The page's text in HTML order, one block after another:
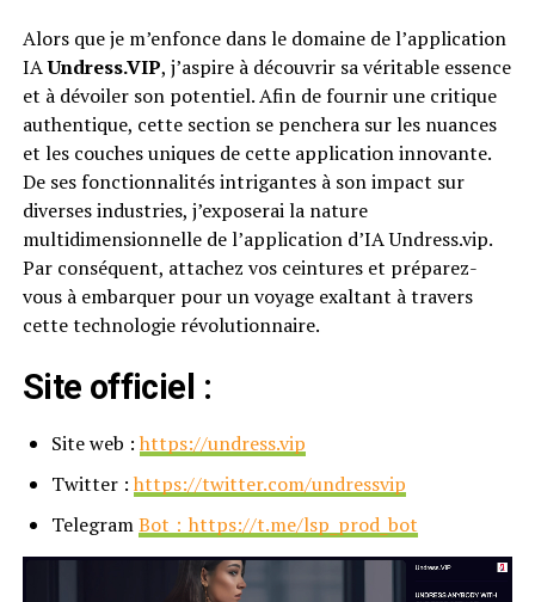
Alors que je m’enfonce dans le domaine de l’application
IAUndress.VIP, j’aspire à découvrir sa véritable essence
et à dévoiler son potentiel. Afin de fournir une critique
authentique, cette section se penchera sur les nuances
et les couches uniques de cette application innovante.
De ses fonctionnalités intrigantes à son impact sur
diverses industries, j’exposerai la nature
multidimensionnelle de l’application d’IA Undress.vip.
Par conséquent, attachez vos ceintures et préparez-
vous à embarquer pour un voyage exaltant à travers
cette technologie révolutionnaire.
Site officiel :
Site web : https://undress.vip
Twitter : https://twitter.com/undressvip
TelegramBot：https://t.me/lsp_prod_bot